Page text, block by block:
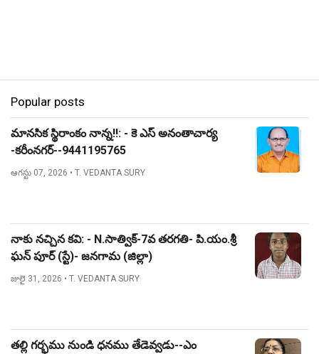
Popular posts
మానసిక స్థిరాంకం నాన్న!!: - కె ఎస్ అనంతాచార్య
-కరీంనగర్--9441195765
ఆగస్టు 07, 2026 • T. VEDANTA SURY
నాకు నచ్చిన కవి: - N.సాత్విక్-7వ తరగతి- పి.యం.శ్రీ
ఘన్ పూర్ (స్టే)- జనగామ (జిల్లా)
జులై 31, 2026 • T. VEDANTA SURY
తల్లి గర్భము నుండి ధనము తేడెవ్వడు--ఎం